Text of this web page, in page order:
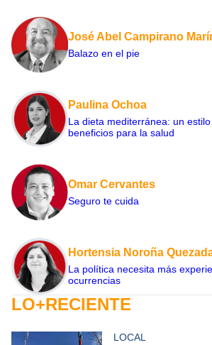
José Abel Campirano
Balazo en el pie
Paulina Ochoa
La dieta mediterránea: un
beneficios para la salud
Omar Cervantes
Seguro te cuida
Hortensia Noroña
La política necesita más
ocurrencias
LO+RECIENTE
LOCAL